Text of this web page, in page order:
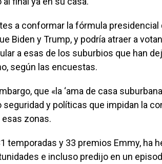
a conformar la fórmula
Biden y Trump, y podría atraer a
a esas de los suburbios que han
según las encuestas.
que «la ‘ama de casa
seguridad y políticas que impidan la
zonas.
temporadas y 33 premios Emmy, ha
e incluso predijo en un